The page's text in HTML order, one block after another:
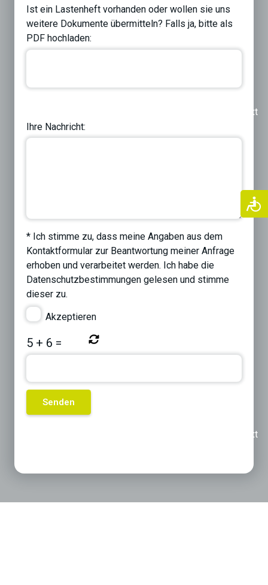
Ist ein Lastenheft vorhanden oder wollen sie uns
weitere Dokumente übermitteln? Falls ja, bitte als
PDF hochladen:
Next
Ihre Nachricht:
* Ich stimme zu, dass meine Angaben aus dem
Kontaktformular zur Beantwortung meiner Anfrage
erhoben und verarbeitet werden. Ich habe die
Datenschutzbestimmungen gelesen und stimme
dieser zu.
Akzeptieren
5 + 6 =
Next